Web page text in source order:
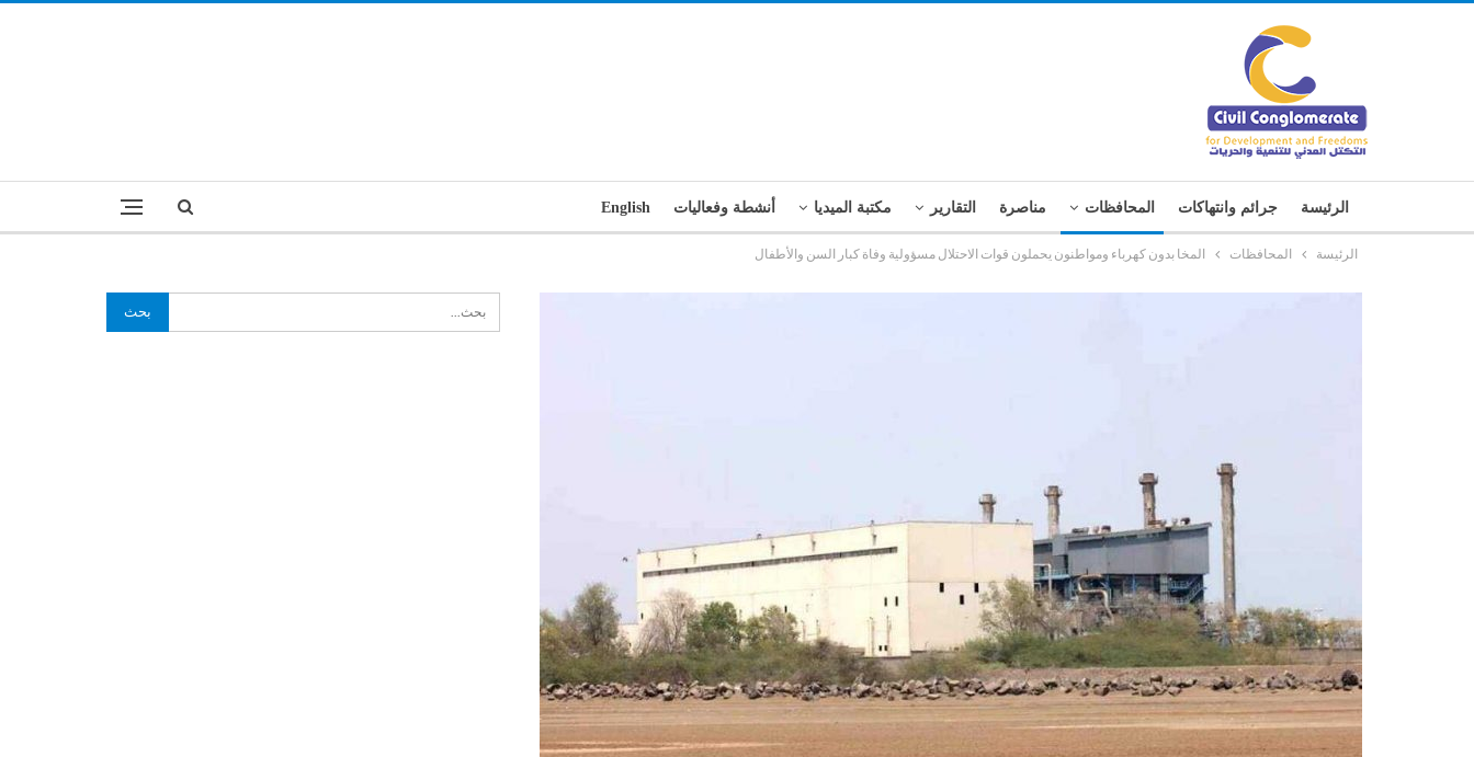
الرئيسة جرائم وانتهاكات المحافظات مناصرة التقارير مكتبة الميديا أنشطة وفعاليات English
الرئيسة المحافظات المخا بدون كهرباء ومواطنون يحملون قوات الاحتلال مسؤولية وفاة كبار السن والأطفال